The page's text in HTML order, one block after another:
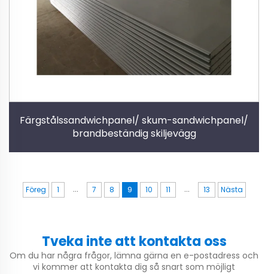
Färgstålssandwichpanel/ skum-sandwichpanel/
brandbeständig skiljevägg
Föreg 1 ... 7 8 9 10 11 ... 13 Nästa
Tveka inte att kontakta oss
Om du har några frågor, lämna gärna en e-postadress och
vi kommer att kontakta dig så snart som möjligt